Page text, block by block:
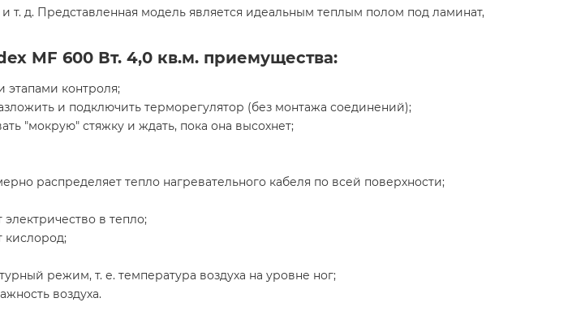
т. д. Представленная модель является идеальным теплым полом под ламинат,
MF 600 Вт. 4,0 кв.м. приемущества:
этапами контроля;
и подключить терморегулятор (без монтажа соединений);
"мокрую" стяжку и ждать, пока она высохнет;
распределяет тепло нагревательного кабеля по всей поверхности;
в тепло;
кислород;
режим, т. е. температура воздуха на уровне ног;
воздуха.